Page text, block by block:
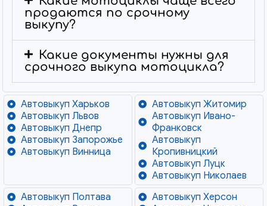
продаются по срочному
выкупу?
Какие документы нужны для
срочного выкупа мотоцикла?
Автовыкуп Харьков
Автовыкуп Львов
Автовыкуп Днепр
Автовыкуп Запорожье
Автовыкуп Винница
Автовыкуп Житомир
Автовыкуп Ивано-
Франковск
Автовыкуп
Кропивницкий
Автовыкуп Луцк
Автовыкуп Николаев
Автовыкуп Полтава
Автовыкуп Херсон